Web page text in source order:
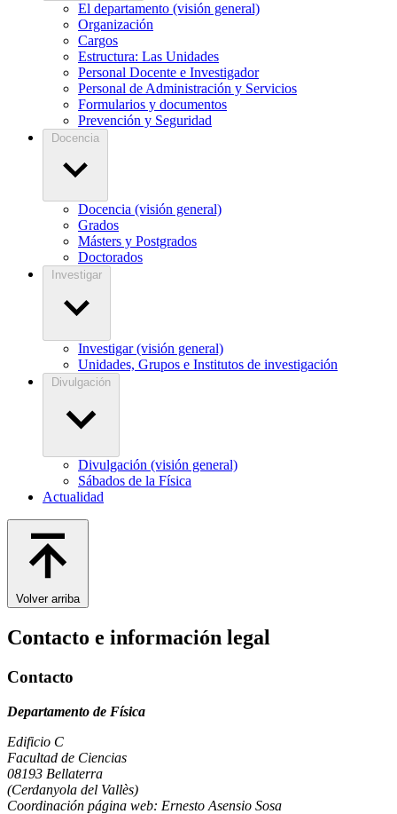
El departamento (visión general)
Organización
Cargos
Estructura: Las Unidades
Personal Docente e Investigador
Personal de Administración y Servicios
Formularios y documentos
Prevención y Seguridad
Docencia
Docencia (visión general)
Grados
Másters y Postgrados
Doctorados
Investigar
Investigar (visión general)
Unidades, Grupos e Institutos de investigación
Divulgación
Divulgación (visión general)
Sábados de la Física
Actualidad
Volver arriba
Contacto e información legal
Contacto
Departamento de Física
Edificio C
Facultad de Ciencias
08193 Bellaterra
(Cerdanyola del Vallès)
Coordinación página web: Ernesto Asensio Sosa